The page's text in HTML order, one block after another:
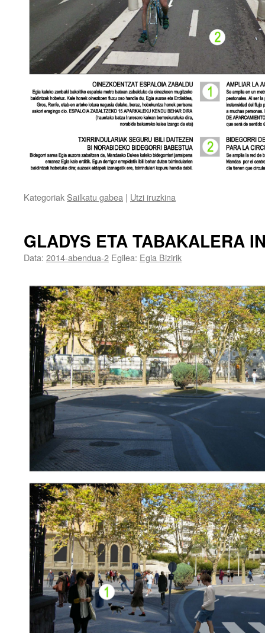
Kategoriak Sailkatu gabea | Utzi iruzkina
GLADYS ETA TABAKALERA
Data: 2014-abendua-2 Egilea: Egia Bizirik